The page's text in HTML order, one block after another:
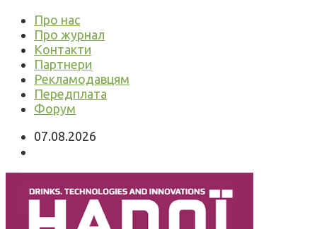
Про нас
Про журнал
Контакти
Партнери
Рекламодавцям
Передплата
Форум
07.08.2026